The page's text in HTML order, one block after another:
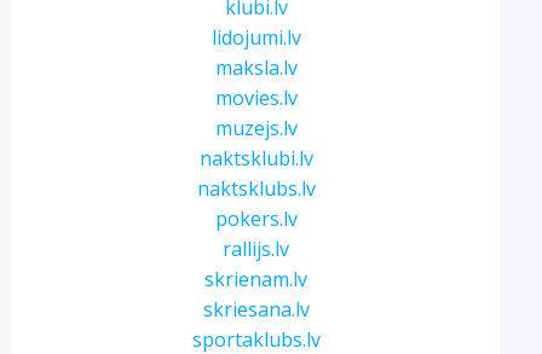
klubi.lv
lidojumi.lv
maksla.lv
movies.lv
muzejs.lv
naktsklubi.lv
naktsklubs.lv
pokers.lv
rallijs.lv
skrienam.lv
skriesana.lv
sportaklubs.lv